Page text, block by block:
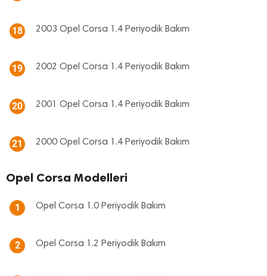
18 2003 Opel Corsa 1.4 Periyodik Bakım
19 2002 Opel Corsa 1.4 Periyodik Bakım
20 2001 Opel Corsa 1.4 Periyodik Bakım
21 2000 Opel Corsa 1.4 Periyodik Bakım
Opel Corsa Modelleri
1 Opel Corsa 1.0 Periyodik Bakım
2 Opel Corsa 1.2 Periyodik Bakım